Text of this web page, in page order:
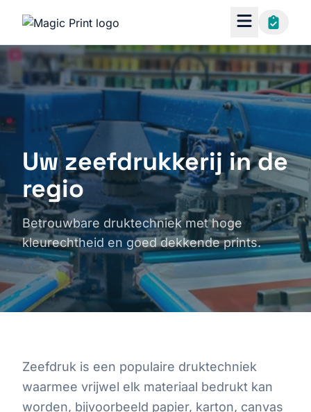
Uw zeefdrukkerij in de
regio
Betrouwbare druktechniek met hoge
kleurechtheid en goed dekkende prints.
Zeefdruk is een populaire druktechniek
waarmee vrijwel elk materiaal bedrukt kan
worden, bijvoorbeeld papier, karton, canvas